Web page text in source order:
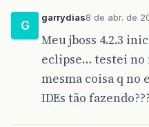
G
garrydias8 de abr. de
Meu jboss 4.2.3
eclipse… testei no
mesma coisa q no
IDEs tão